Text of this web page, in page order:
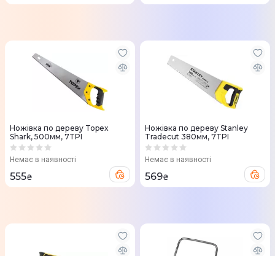
Ножівка по дереву Topex
Shark, 500мм, 7TPI
Немає в наявності
555₴
Ножівка по дереву Stanley
Tradecut 380мм, 7TPI
Немає в наявності
569₴